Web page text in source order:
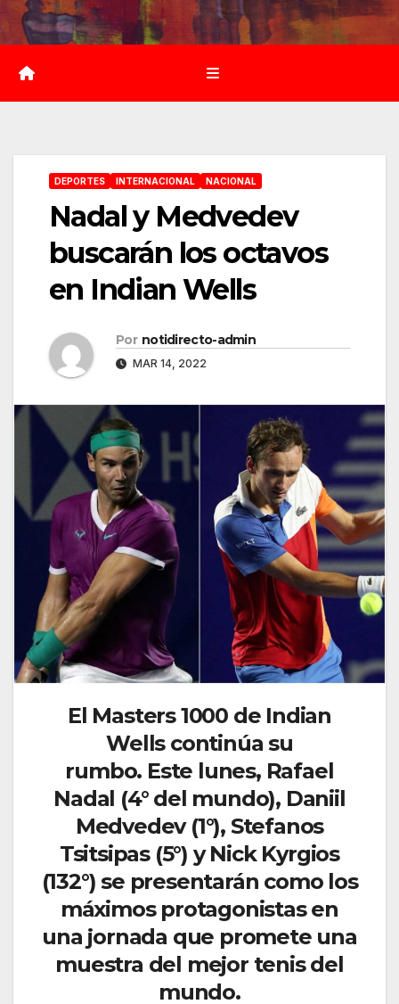
Saltar
al
contenido
DEPORTES INTERNACIONAL NACIONAL
Nadal y Medvedev
buscarán los octavos
en Indian Wells
Por notidirecto-admin
MAR 14, 2022
El Masters 1000 de Indian
Wells continúa su
rumbo. Este lunes, Rafael
Nadal (4° del mundo), Daniil
Medvedev (1°), Stefanos
Tsitsipas (5°) y Nick Kyrgios
(132°) se presentarán como los
máximos protagonistas en
una jornada que promete una
muestra del mejor tenis del
mundo.